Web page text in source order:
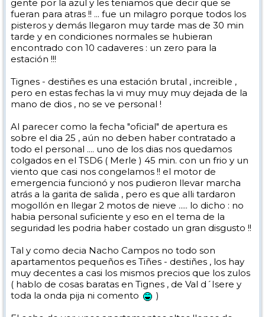
gente por la azul y les teniamos que decir que se
fueran para atras !! ... fue un milagro porque todos los
pisteros y demás llegaron muy tarde mas de 30 min
tarde y en condiciones normales se hubieran
encontrado con 10 cadaveres : un zero para la
estación !!!
Tignes - destiñes es una estación brutal , increible ,
pero en estas fechas la vi muy muy muy dejada de la
mano de dios , no se ve personal !
Al parecer como la fecha "oficial" de apertura es
sobre el dia 25 , aún no deben haber contratado a
todo el personal .... uno de los dias nos quedamos
colgados en el TSD6 ( Merle ) 45 min. con un frio y un
viento que casi nos congelamos !! el motor de
emergencia funcionó y nos pudieron llevar marcha
atrás a la garita de salida , pero es que alli tardaron
mogollón en llegar 2 motos de nieve ..... lo dicho : no
habia personal suficiente y eso en el tema de la
seguridad les podria haber costado un gran disgusto !!
Tal y como decia Nacho Campos no todo son
apartamentos pequeños es Tiñes - destiñes , los hay
muy decentes a casi los mismos precios que los zulos
( hablo de cosas baratas en Tignes , de Val d´Isere y
toda la onda pija ni comento
)